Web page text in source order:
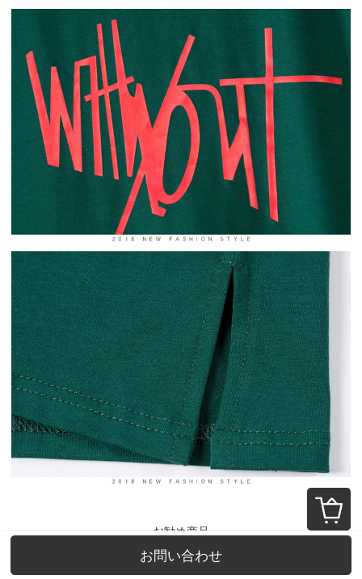
お勧め商品
お問い合わせ